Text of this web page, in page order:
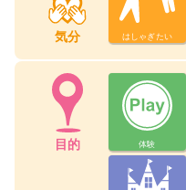
気分 はしゃぎたい
目的 体験